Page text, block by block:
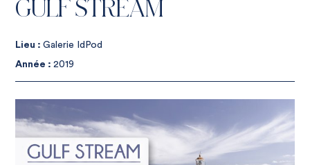
GULF STREAM
Lieu :Galerie IdPod
Année :2019